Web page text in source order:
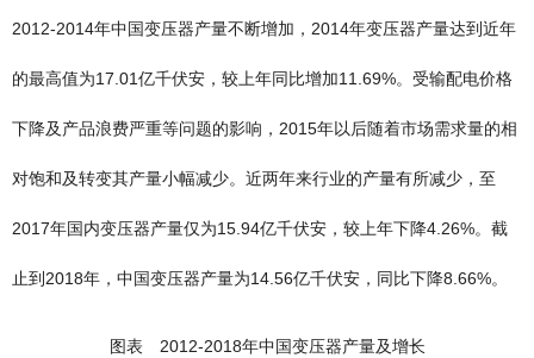
2012-2014年中国变压器产量不断增加，2014年变压器产量达到近年
的最高值为17.01亿千伏安，较上年同比增加11.69%。受输配电价格
下降及产品浪费严重等问题的影响，2015年以后随着市场需求量的相
对饱和及转变其产量小幅减少。近两年来行业的产量有所减少，至
2017年国内变压器产量仅为15.94亿千伏安，较上年下降4.26%。截
止到2018年，中国变压器产量为14.56亿千伏安，同比下降8.66%。
图表 2012-2018年中国变压器产量及增长